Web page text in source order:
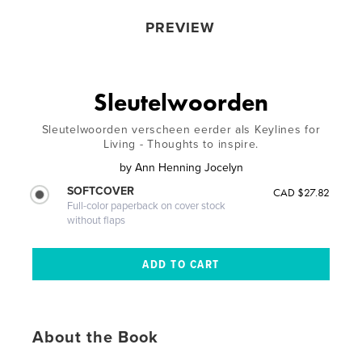
PREVIEW
Sleutelwoorden
Sleutelwoorden verscheen eerder als Keylines for
Living - Thoughts to inspire.
by Ann Henning Jocelyn
SOFTCOVER
Full-color paperback on cover stock
without flaps
CAD $27.82
About the Book